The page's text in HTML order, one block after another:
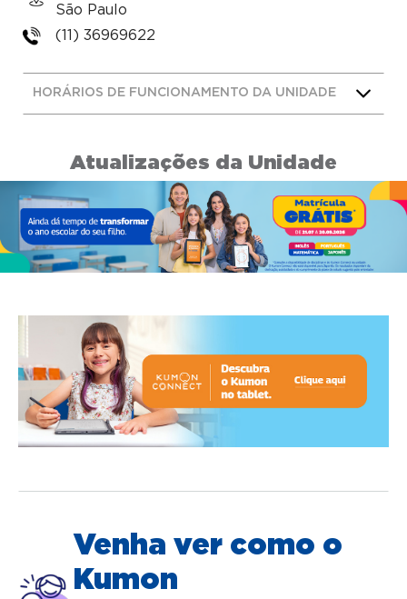
São Paulo
(11) 36969622
HORÁRIOS DE FUNCIONAMENTO DA UNIDADE
Atualizações da Unidade
Venha ver como o
Kumon